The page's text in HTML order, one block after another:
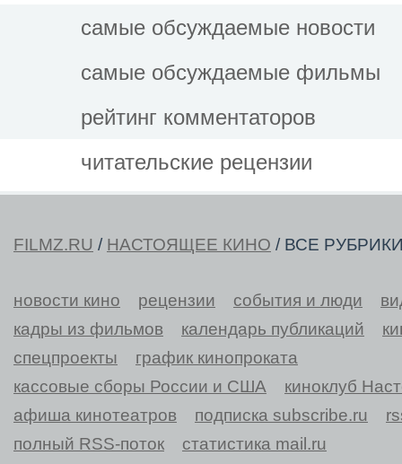
самые обсуждаемые новости
самые обсуждаемые фильмы
рейтинг комментаторов
читательские рецензии
FILMZ.RU / НАСТОЯЩЕЕ КИНО / ВСЕ
новости кино рецензии события и люди
кадры из фильмов
календарь публикаций
спецпроекты
график кинопроката
кассовые сборы России и США
киноклуб
афиша кинотеатров
подписка subscribe.ru
полный RSS-поток
статистика mail.ru